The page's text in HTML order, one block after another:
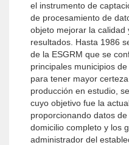
el instrumento de
de procesamiento de
objeto mejorar la calidad
resultados. Hasta 1986
de la ESGRM que se
principales municipios
para tener mayor
producción en estudio,
cuyo objetivo fue la
proporcionando datos
domicilio completo y los
administrador del